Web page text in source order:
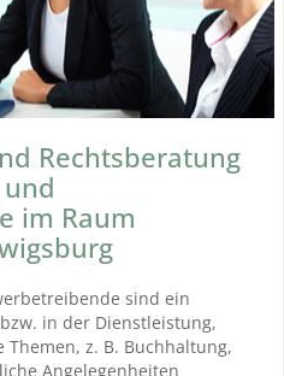
Rechtsberatung
im Raum
sind ein
in der Dienstleistung,
z. B. Buchhaltung,
Angelegenheiten